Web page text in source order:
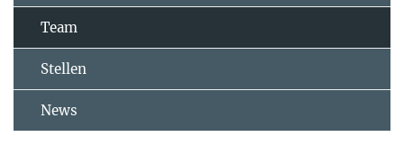
Team
Stellen
News